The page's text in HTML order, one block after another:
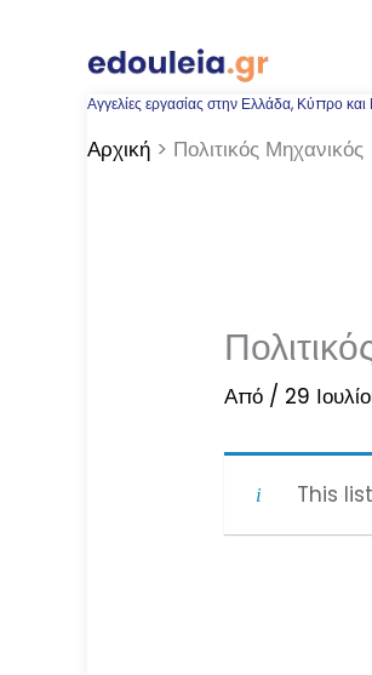
περιεχόμενοΑγγελίες εργασίας στην Ελλάδα, Κύπρο και
Αρχική Πολιτικός Μηχανικός
Από / 29
This